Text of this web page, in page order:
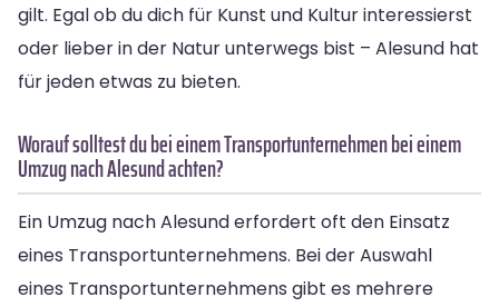
gilt. Egal ob du dich für Kunst und Kultur interessierst
oder lieber in der Natur unterwegs bist – Alesund hat
für jeden etwas zu bieten.
Worauf solltest du bei einem Transportunternehmen bei einem
Umzug nach Alesund achten?
Ein Umzug nach Alesund erfordert oft den Einsatz
eines Transportunternehmens. Bei der Auswahl
eines Transportunternehmens gibt es mehrere